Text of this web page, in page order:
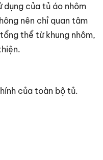
dụng của tủ áo nhôm
nên chỉ quan tâm
thể từ khung nhôm,
của toàn bộ tủ.